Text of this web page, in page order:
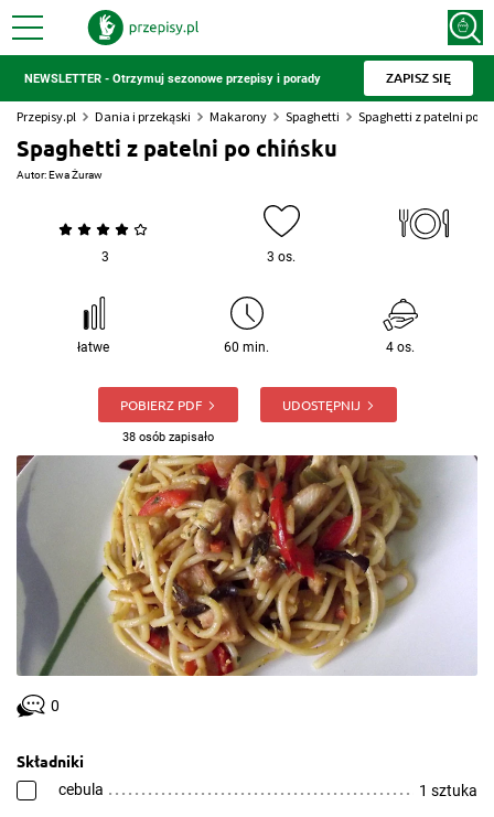
NEWSLETTER - Otrzymuj sezonowe przepisy i porady ZAPISZ SIĘ
Przepisy.pl Dania i przekąski Makarony Spaghetti Spaghetti z patelni po
Spaghetti z patelni po chińsku
Autor:Ewa Żuraw
3 3 os.
łatwe 60 min. 4 os.
POBIERZ PDF
38 osób zapisało
UDOSTĘPNIJ
0
Składniki
cebula 1 sztuka